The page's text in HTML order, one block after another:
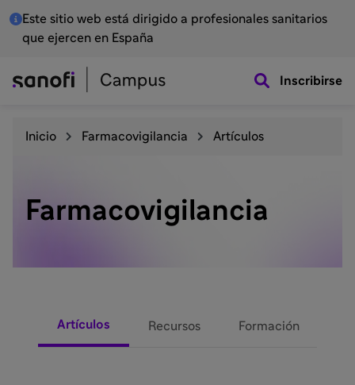
Este sitio web está dirigido a profesionales sanitarios
que ejercen en España
Inscribirse
Inicio Farmacovigilancia Artículos
Farmacovigilancia
Artículos Recursos Formación